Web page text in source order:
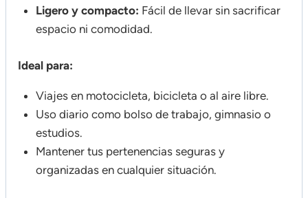
Ligero y compacto: Fácil de llevar sin sacrificar
espacio ni comodidad.
Ideal para:
Viajes en motocicleta, bicicleta o al aire libre.
Uso diario como bolso de trabajo, gimnasio o
estudios.
Mantener tus pertenencias seguras y
organizadas en cualquier situación.